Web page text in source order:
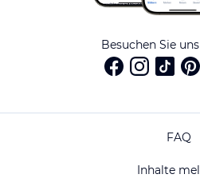
Besuchen Sie
FAQ
Inhalte